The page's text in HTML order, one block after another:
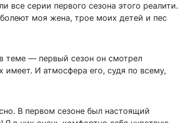
все серии первого сезона этого реалити.
моя жена, трое моих детей и пес
теме — первый сезон он смотрел
имеет. И атмосфера его, судя по всему,
В первом сезоне был настоящий